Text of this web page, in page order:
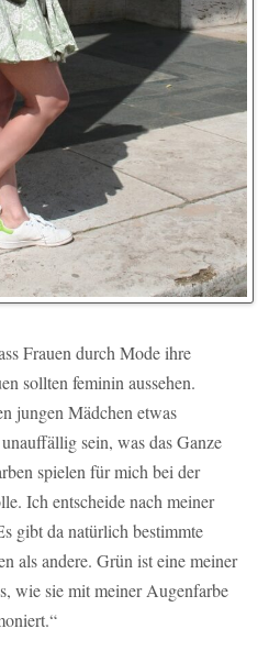
Frauen durch Mode ihre
sollten feminin aussehen.
jungen Mädchen etwas
sein, was das Ganze
spielen für mich bei der
Ich entscheide nach meiner
gibt da natürlich bestimmte
als andere. Grün ist eine meiner
wie sie mit meiner Augenfarbe